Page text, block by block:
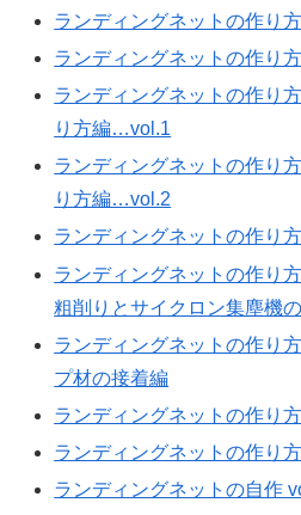
ランディングネットの作り
ランディングネットの作り
ランディングネットの作り
り方編…vol.1
ランディングネットの作り
り方編…vol.2
ランディングネットの作り
ランディングネットの作り
粗削りとサイクロン集塵機
ランディングネットの作り
プ材の接着編
ランディングネットの作り
ランディングネットの作り
ランディングネットの自作